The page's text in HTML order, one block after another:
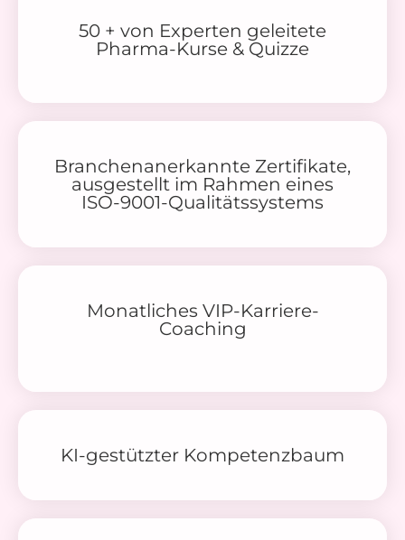
50 + von Experten geleitete
Pharma-Kurse & Quizze
Branchenanerkannte Zertifikate,
ausgestellt im Rahmen eines
ISO-9001-Qualitätssystems
Monatliches VIP-Karriere-
Coaching
KI-gestützter Kompetenzbaum